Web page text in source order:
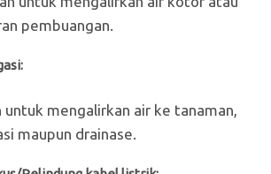
pembuangan.
untuk mengalirkan air ke tanaman,
maupun drainase.